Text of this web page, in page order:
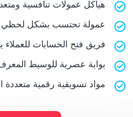
هياكل عمولات تنافسية
عمولة تحتسب بشكل لحظي
فريق فتح الحسابات
بوابة عصرية للوسيط
مواد تسويقية رقمية متعددة